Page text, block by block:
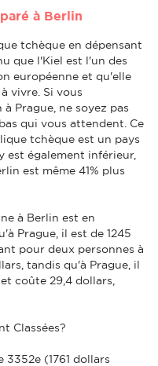
à Berlin
tchèque en dépensant
que l'Kiel est l'un des
européenne et qu'elle
vivre. Si vous
Prague, ne soyez pas
qui vous attendent. Ce
tchèque est un pays
est également inférieur,
est même 41% plus
à Berlin est en
Prague, il est de 1245
pour deux personnes à
tandis qu'à Prague, il
coûte 29,4 dollars,
Classées?
3352e (1761 dollars